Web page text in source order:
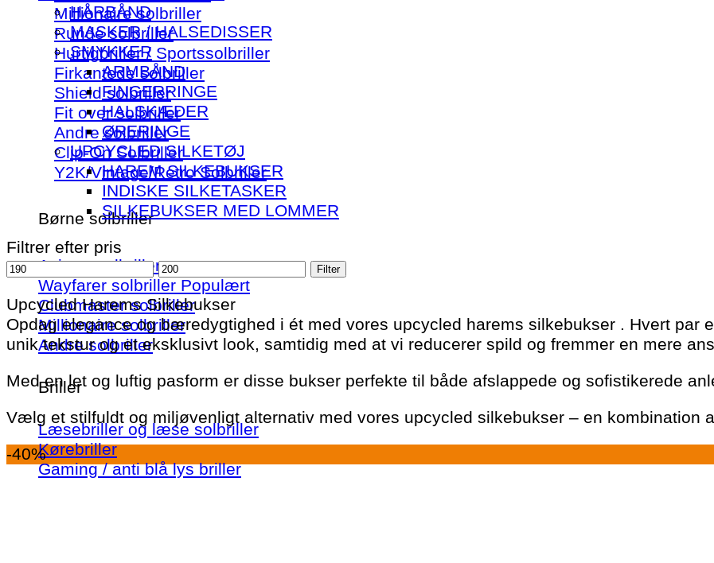
Millionaire solbriller
Runde solbriller
Hurtigbriller / Sportssolbriller
Firkantede solbriller
Shield solbriller
Fit over solbriller
Andre solbriller
Clip-On Solbriller
Y2K/Vintage/Retro Solbriller
Børne solbriller
Aviator solbriller
Wayfarer solbriller
Clubmaster solbriller
Millionaire solbriller
Andre solbriller
Briller
Læsebriller og læse solbriller
Kørebriller
Gaming / anti blå lys briller
HÅRBÅND
MASKER / HALSEDISSER
SMYKKER
ARMBÅND
FINGERRINGE
HALSKÆDER
ØRERINGE
UPCYCLED SILKETØJ
HAREM SILKEBUKSER
INDISKE SILKETASKER
SILKEBUKSER MED LOMMER
Filtrer efter pris
Mindste
Højeste
pris
Filter
Upcycled Harems Silkebukser
Opdag elegance og bæredygtighed i ét med vores upcycled harems silkebukser . Hvert par
unik tekstur og et eksklusivt look, samtidig med at vi reducerer spild og fremmer en mere
Med en let og luftig pasform er disse bukser perfekte til både afslappede og sofistikerede
Vælg et stilfuldt og miljøvenligt alternativ med vores upcycled silkebukser – en kombination
-40%